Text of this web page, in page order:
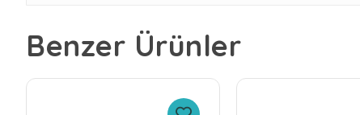
Benzer Ürünler